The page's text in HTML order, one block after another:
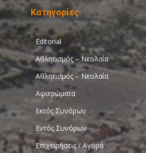
Κατηγορίες
Editorial
Αθλητισμός – Νεολαία
Αθλητισμός – Νεολαία
Αφιερώματα
Εκτός Συνόρων
Εντός Συνόρων
Επιχειρήσεις / Αγορά